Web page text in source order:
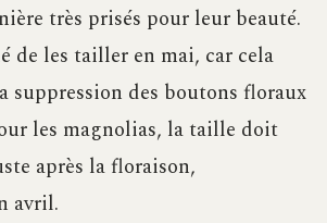
très prisés pour leur beauté.
de les tailler en mai, car cela
suppression des boutons floraux
les magnolias, la taille doit
après la floraison,
avril.